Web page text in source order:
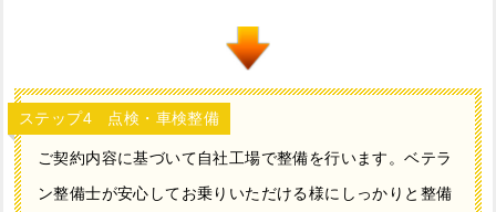
ステップ4 点検・車検整備
ご契約内容に基づいて自社工場で整備を行います。ベテラ
ン整備士が安心してお乗りいただける様にしっかりと整備